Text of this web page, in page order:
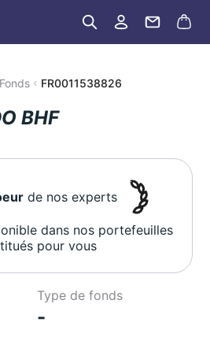
Fonds FR0011538826
BHF
de nos experts
dans nos portefeuilles
pour vous
Type de fonds
-